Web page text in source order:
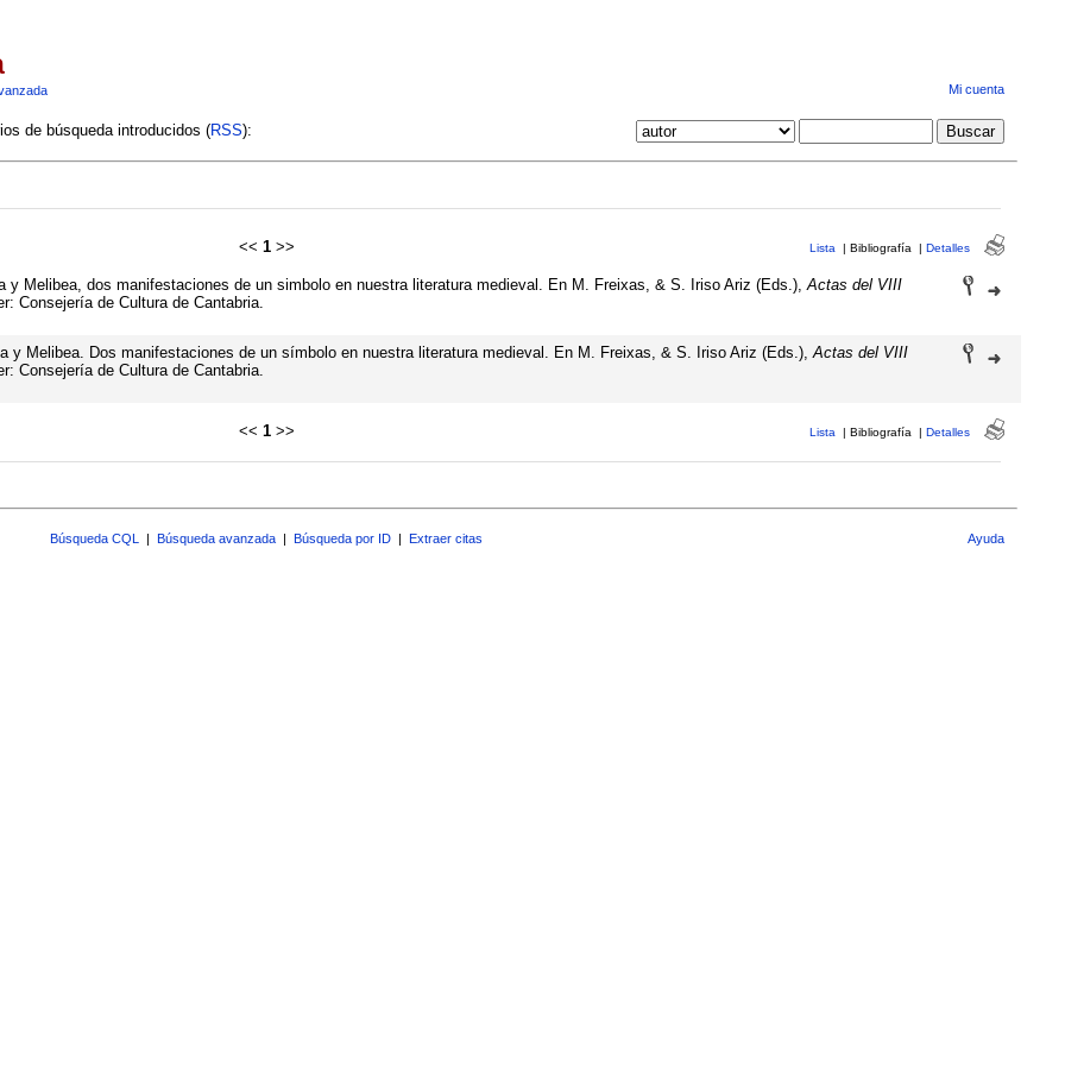
Mi cuenta
de búsqueda introducidos (RSS):
<< 1>> Lista | Bibliografía | Detalles
y Melibea, dos manifestaciones de un simbolo en nuestra literatura medieval. En M. Freixas, & S. Iriso Ariz (Eds.), Actas del VIII
Consejería de Cultura de Cantabria.
y Melibea. Dos manifestaciones de un símbolo en nuestra literatura medieval. En M. Freixas, & S. Iriso Ariz (Eds.), Actas del VIII
Consejería de Cultura de Cantabria.
<< 1>> Lista | Bibliografía | Detalles
Búsqueda CQL | Búsqueda avanzada | Búsqueda por ID | Extraer citas Ayuda